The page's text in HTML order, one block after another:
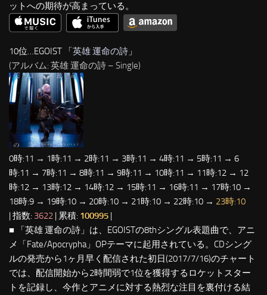
ットへの期待が高まっている。
10位…EGOIST 「 英雄 運命の詩 」
(アルバム: 英雄 運命の詩 – Single)
0時:11 → 1時:11 → 2時:11 → 3時:11 → 4時:11 → 5時:11 → 6
時:11 → 7時:11 → 8時:11 → 9時:11 → 10時:11 → 11時:12 → 12
時:12 → 13時:12 → 14時:12 → 15時:11 → 16時:11 → 17時:10 →
18時:9 → 19時:10 → 20時:10 → 21時:10 → 22時:10 → 23時:10
| 指数: 3622 | 累積: 100995 |
■ 「英雄 運命の詩」は、EGOISTの8thシングル表題曲で、アニ
メ「Fate/Apocrypha」OPテーマに起用されている。CDシング
ルの発売から1ヶ月早く配信された初日(2017/7/16)のチャート
では、配信開始から2時間弱で1位を獲得するロケットスター
トを記録し、今作とアニメに対する熱烈な注目を裏付ける結